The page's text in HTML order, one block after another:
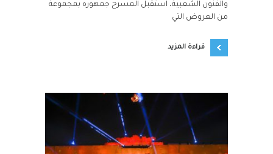
والفنون الشعبية، استقبل المسرح جمهوره بمجموعة
من العروض التي
قراءة المزيد